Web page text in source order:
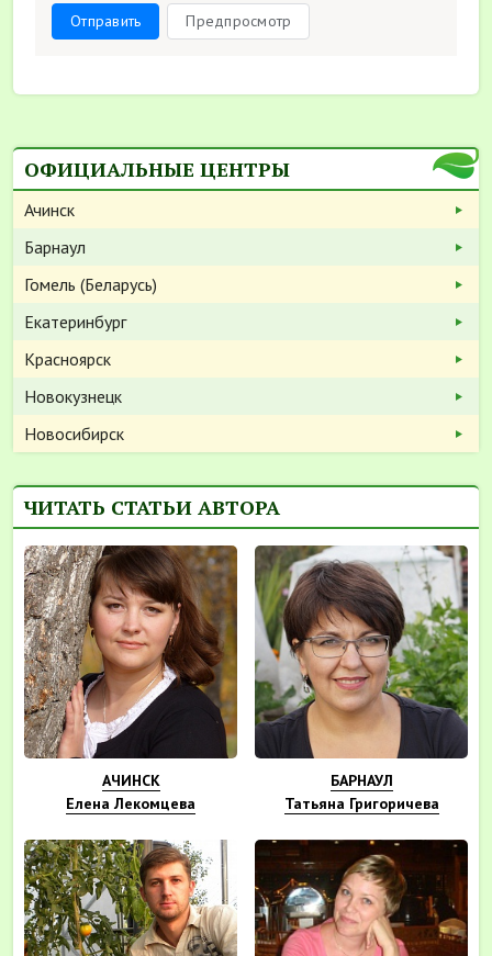
Отправить Предпросмотр
ОФИЦИАЛЬНЫЕ ЦЕНТРЫ
Ачинск
Барнаул
Гомель (Беларусь)
Екатеринбург
Красноярск
Новокузнецк
Новосибирск
ЧИТАТЬ СТАТЬИ АВТОРА
АЧИНСК
Елена Лекомцева
БАРНАУЛ
Татьяна Григоричева